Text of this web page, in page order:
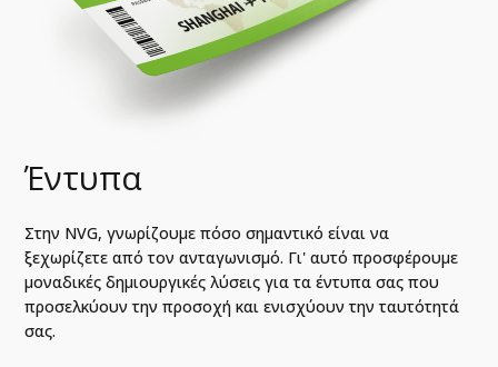
Έντυπα
Στην NVG, γνωρίζουμε πόσο σημαντικό είναι να
ξεχωρίζετε από τον ανταγωνισμό. Γι' αυτό προσφέρουμε
μοναδικές δημιουργικές λύσεις για τα έντυπα σας που
προσελκύουν την προσοχή και ενισχύουν την ταυτότητά
σας.